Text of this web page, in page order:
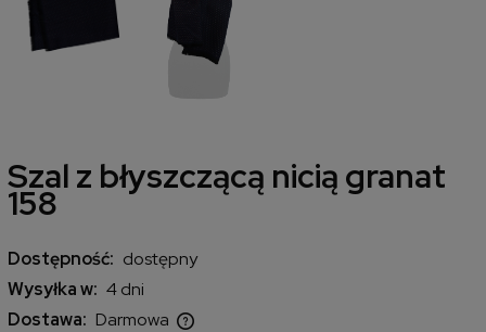
Szal z błyszczącą nicią granat
158
Dostępność: dostępny
Wysyłka w: 4 dni
Dostawa: Darmowa